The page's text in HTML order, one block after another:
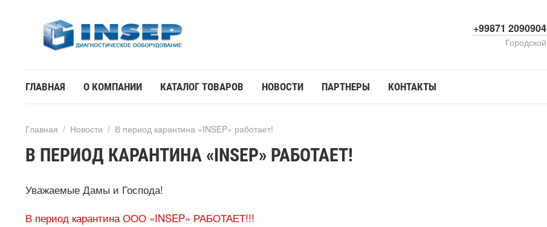
+99871 2090904
Городской
ГЛАВНАЯ О КОМПАНИИ КАТАЛОГ ТОВАРОВ НОВОСТИ ПАРТНЕРЫ КОНТАКТЫ
Главная / Новости / В период карантина «INSEP» работает!
В ПЕРИОД КАРАНТИНА «INSEP» РАБОТАЕТ!
Уважаемые Дамы и Господа!
В период карантина ООО «INSEP» РАБОТАЕТ!!!